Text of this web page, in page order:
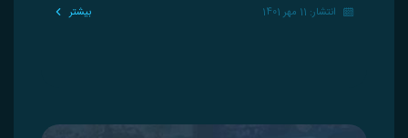
انتشار: 11 مهر 1401 بیشتر